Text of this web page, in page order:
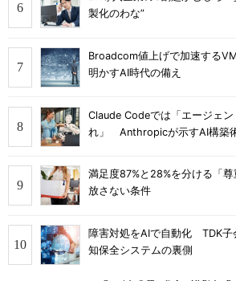
製化のわな”
Broadcom値上げで加速する
明かすAI時代の備え
Claude Codeでは「エージェ
れ」 Anthropicが示すAI構築
満足度87%と28%を分ける「
放さない条件
障害対処をAIで自動化 TDK子
知保全システムの裏側